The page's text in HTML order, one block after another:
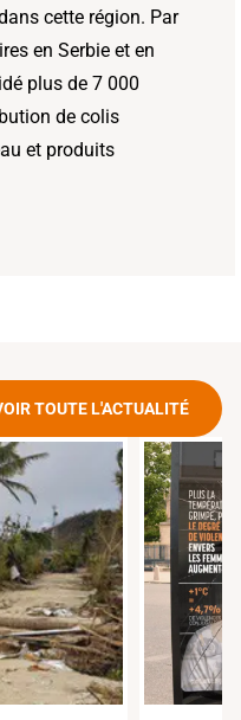
cette région. Par
en Serbie et en
plus de 7 000
de colis
et produits
TOUTE L'ACTUALITÉ